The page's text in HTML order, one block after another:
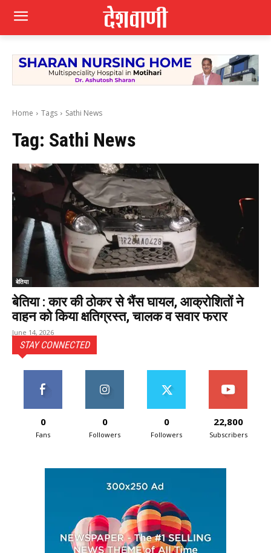
Home Tags Sathi News
Tag: Sathi News
बेतिया
बेतिया : कार की ठोकर से भैंस घायल, आक्रोशितों ने
वाहन को किया क्षतिग्रस्त, चालक व सवार फरार
June 14, 2026
STAY CONNECTED
0
Fans
0
Followers
0
Followers
22,800
Subscribers